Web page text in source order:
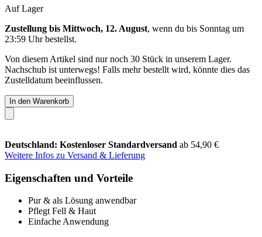
Auf Lager
Zustellung bis Mittwoch, 12. August, wenn du bis Sonntag um
23:59 Uhrbestellst.
Von diesem Artikel sind nur noch 30 Stück in unserem Lager.
Nachschub ist unterwegs! Falls mehr bestellt wird, könnte dies das
Zustelldatum beeinflussen.
In den Warenkorb
Deutschland: Kostenloser Standardversand ab 54,90 €
Weitere Infos zu Versand & Lieferung
Eigenschaften und Vorteile
Pur & als Lösung anwendbar
Pflegt Fell & Haut
Einfache Anwendung